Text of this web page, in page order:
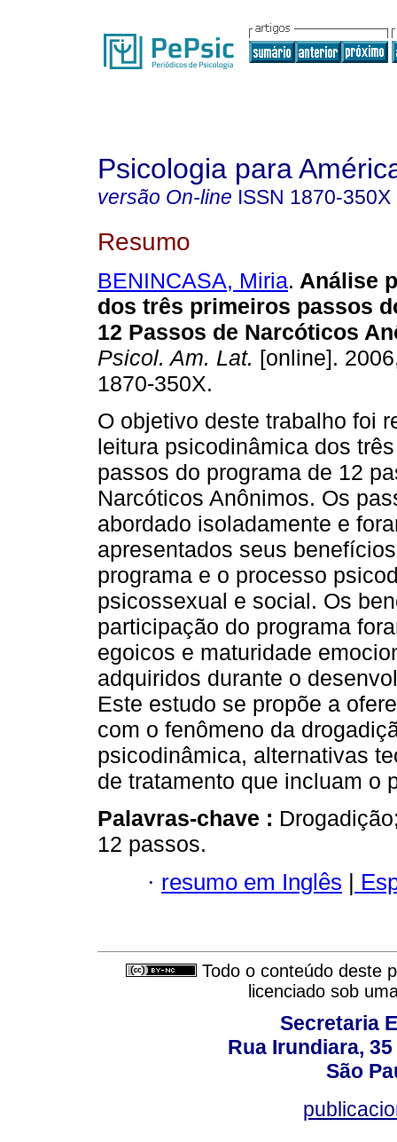
Psicologia para
versão On-line ISSN 1870-350X
Resumo
BENINCASA, Miria. Análise
dos três primeiros passos
12 Passos de Narcóticos
Psicol. Am. Lat. [online].
1870-350X.
O objetivo deste trabalho foi
leitura psicodinâmica dos
passos do programa de 12
Narcóticos Anônimos. Os
abordado isoladamente e
apresentados seus
programa e o processo
psicossexual e social. Os
participação do programa
egoicos e maturidade
adquiridos durante o
Este estudo se propõe a
com o fenômeno da
psicodinâmica, alternativas
de tratamento que incluam o
Palavras-chave :
12 passos.
· resumo em Inglês |
Todo o conteúdo deste
licenciado sob
Secretaria
Rua Irundiara,
São